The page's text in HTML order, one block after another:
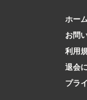
ホー
お問
利用
退会
プラ